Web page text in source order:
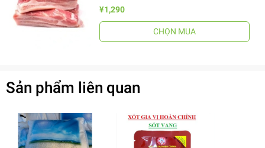
¥1,290
CHỌN MUA
Sản phẩm liên quan